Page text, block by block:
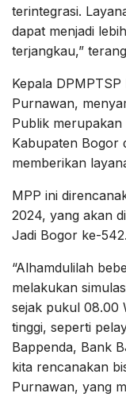
terintegrasi.
dapat menjadi
terjangkau,”
Kepala
Purnawan,
Publik
Kabupaten Bogor
memberikan
MPP ini
2024, yang akan
Jadi Bogor ke-542.
“Alhamdulilah
melakukan
sejak pukul 08.00
tinggi, seperti
Bappenda, Bank
kita rencanakan
Purnawan, yang